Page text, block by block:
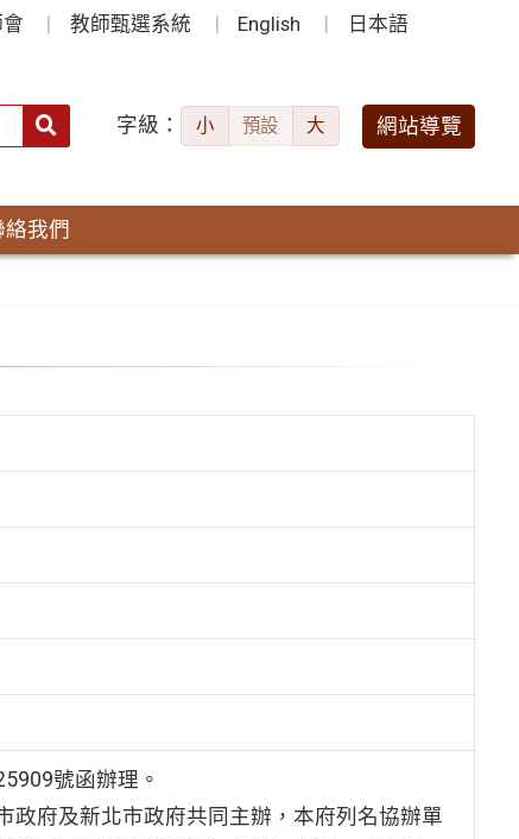
教師甄選系統 English 日本語
字級： 小 預設 大 網站導覽
絡我們
號函辦理。
政府及新北市政府共同主辦，本府列名協辦單